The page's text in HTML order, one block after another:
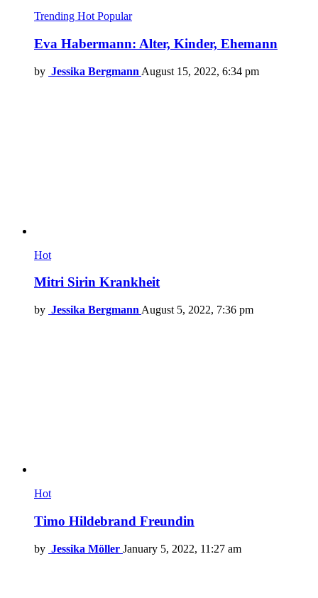
Trending Hot Popular
Eva Habermann: Alter, Kinder, Ehemann
by Jessika Bergmann August 15, 2022, 6:34 pm
Hot
Mitri Sirin Krankheit
by Jessika Bergmann August 5, 2022, 7:36 pm
Hot
Timo Hildebrand Freundin
by Jessika Möller January 5, 2022, 11:27 am